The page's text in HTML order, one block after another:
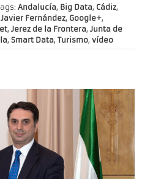
Andalucía, Big Data, Cádiz,
Fernández, Google+,
, Jerez de la Frontera, Junta de
, Smart Data, Turismo, vídeo